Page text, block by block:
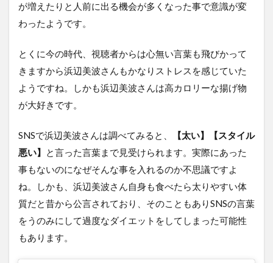
が増えたりと人前に出る機会が多くなった事で意識が変
わったようです。
とくに今の時代、視聴者からは心無い言葉も飛びかって
きますから浜辺美波さんもかなりストレスを感じていた
ようですね。しかも浜辺美波さんは高カロリーな揚げ物
が大好きです。
SNSで浜辺美波さんは調べてみると、
【太い】【スタイル
悪い】
と言った言葉まで見受けられます。実際にあった
事もないのになぜそんな事を入れるのか不思議ですよ
ね。しかも、浜辺美波さん自身も食べたら太りやすい体
質だと昔から公言されており、そのこともありSNSの言葉
をうのみにして過度なダイエットをしてしまった可能性
もあります。